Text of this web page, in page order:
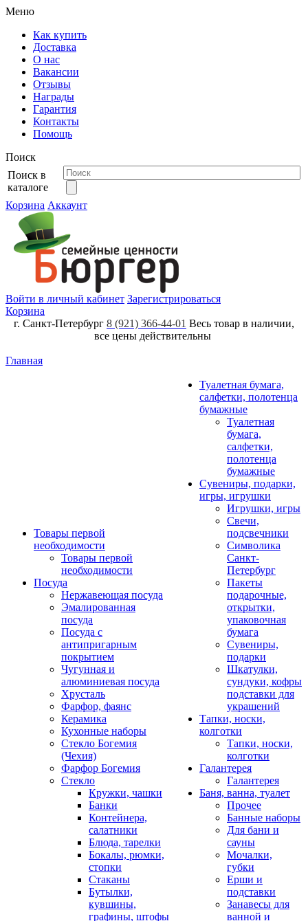
Меню
Как купить
Доставка
О нас
Вакансии
Отзывы
Награды
Гарантия
Контакты
Помощь
Поиск
Поиск в
каталоге
Корзина Аккаунт
Войти в личный кабинет Зарегистрироваться
Корзина
г. Санкт-Петербург 8 (921) 366-44-01 Весь товар в наличии,
все цены действительны
Главная
Товары первой
необходимости
Товары первой
необходимости
Посуда
Нержавеющая посуда
Эмалированная
посуда
Посуда с
антипригарным
покрытием
Чугунная и
алюминиевая посуда
Хрусталь
Фарфор, фаянс
Керамика
Кухонные наборы
Стекло Богемия
(Чехия)
Фарфор Богемия
Стекло
Кружки, чашки
Банки
Контейнера,
салатники
Блюда, тарелки
Бокалы, рюмки,
стопки
Стаканы
Бутылки,
кувшины,
графины, штофы
Туалетная бумага,
салфетки, полотенца
бумажные
Туалетная
бумага,
салфетки,
полотенца
бумажные
Сувениры, подарки,
игры, игрушки
Игрушки, игры
Свечи,
подсвечники
Символика
Санкт-
Петербург
Пакеты
подарочные,
открытки,
упаковочная
бумага
Сувениры,
подарки
Шкатулки,
сундуки, кофры
подставки для
украшений
Тапки, носки,
колготки
Тапки, носки,
колготки
Галантерея
Галантерея
Баня, ванна, туалет
Прочее
Банные наборы
Для бани и
сауны
Мочалки,
губки
Ерши и
подставки
Занавесы для
ванной и